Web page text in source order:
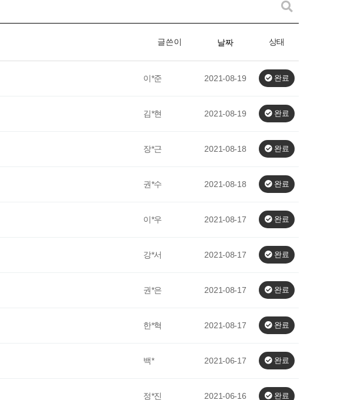
글쓴이 날짜 상태
이*준 2021-08-19 완료
김*현 2021-08-19 완료
장*근 2021-08-18 완료
권*수 2021-08-18 완료
이*우 2021-08-17 완료
강*서 2021-08-17 완료
권*은 2021-08-17 완료
한*혁 2021-08-17 완료
백* 2021-06-17 완료
정*진 2021-06-16 완료